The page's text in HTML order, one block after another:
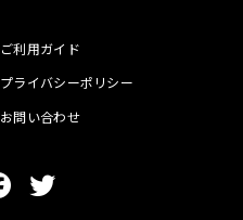
ご利用ガイド
プライバシーポリシー
お問い合わせ